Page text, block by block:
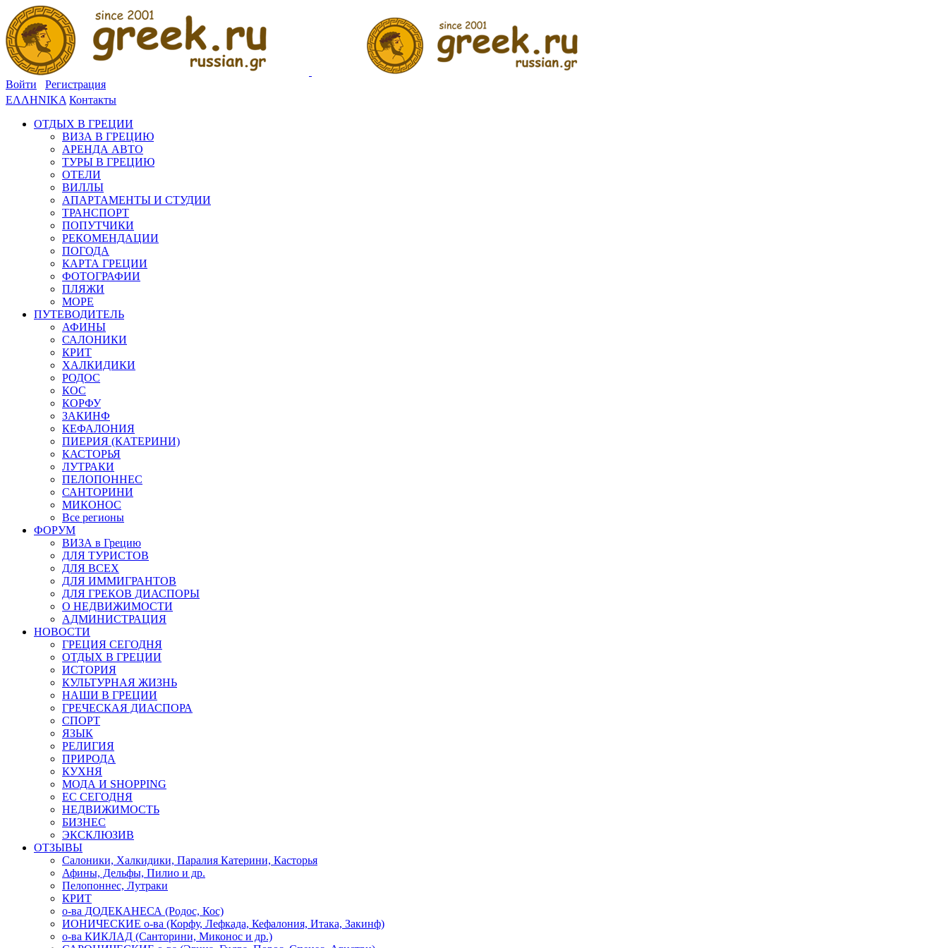
Войти
Регистрация
ΕΛΛΗΝΙΚΑ Контакты
ОТДЫХ В ГРЕЦИИ
ВИЗА В ГРЕЦИЮ
АРЕНДА АВТО
ТУРЫ В ГРЕЦИЮ
ОТЕЛИ
ВИЛЛЫ
АПАРТАМЕНТЫ И СТУДИИ
ТРАНСПОРТ
ПОПУТЧИКИ
РЕКОМЕНДАЦИИ
ПОГОДА
КАРТА ГРЕЦИИ
ФОТОГРАФИИ
ПЛЯЖИ
МОРЕ
ПУТЕВОДИТЕЛЬ
АФИНЫ
САЛОНИКИ
КРИТ
ХАЛКИДИКИ
РОДОС
КОС
КОРФУ
ЗАКИНФ
КЕФАЛОНИЯ
ПИЕРИЯ (КАТЕРИНИ)
КАСТОРЬЯ
ЛУТРАКИ
ПЕЛОПОННЕС
САНТОРИНИ
МИКОНОС
Все регионы
ФОРУМ
ВИЗА в Грецию
ДЛЯ ТУРИСТОВ
ДЛЯ ВСЕХ
ДЛЯ ИММИГРАНТОВ
ДЛЯ ГРЕКОВ ДИАСПОРЫ
О НЕДВИЖИМОСТИ
АДМИНИСТРАЦИЯ
НОВОСТИ
ГРЕЦИЯ СЕГОДНЯ
ОТДЫХ В ГРЕЦИИ
ИСТОРИЯ
КУЛЬТУРНАЯ ЖИЗНЬ
НАШИ В ГРЕЦИИ
ГРЕЧЕСКАЯ ДИАСПОРА
СПОРТ
ЯЗЫК
РЕЛИГИЯ
ПРИРОДА
КУХНЯ
МОДА И SHOPPING
ЕС СЕГОДНЯ
НЕДВИЖИМОСТЬ
БИЗНЕС
ЭКСКЛЮЗИВ
ОТЗЫВЫ
Салоники, Халкидики, Паралия Катерини, Касторья
Афины, Дельфы, Пилио и др.
Пелопоннес, Лутраки
КРИТ
о-ва ДОДЕКАНЕСА (Родос, Кос)
ИОНИЧЕСКИЕ о-ва (Корфу, Лефкада, Кефалония, Итака, Закинф)
о-ва КИКЛАД (Санторини, Миконос и др.)